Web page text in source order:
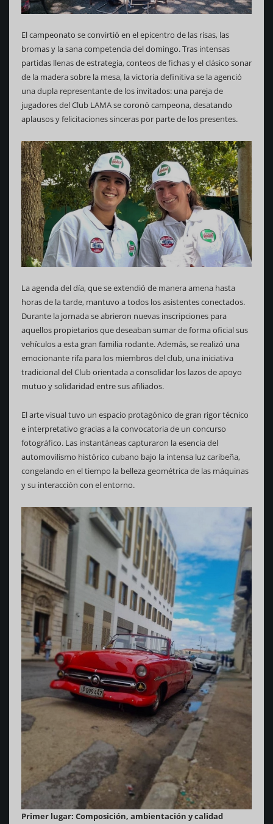
El campeonato se convirtió en el epicentro de las risas, las
bromas y la sana competencia del domingo. Tras intensas
partidas llenas de estrategia, conteos de fichas y el clásico sonar
de la madera sobre la mesa, la victoria definitiva se la agenció
una dupla representante de los invitados: una pareja de
jugadores del Club LAMA se coronó campeona, desatando
aplausos y felicitaciones sinceras por parte de los presentes.
La agenda del día, que se extendió de manera amena hasta
horas de la tarde, mantuvo a todos los asistentes conectados.
Durante la jornada se abrieron nuevas inscripciones para
aquellos propietarios que deseaban sumar de forma oficial sus
vehículos a esta gran familia rodante. Además, se realizó una
emocionante rifa para los miembros del club, una iniciativa
tradicional del Club orientada a consolidar los lazos de apoyo
mutuo y solidaridad entre sus afiliados.
El arte visual tuvo un espacio protagónico de gran rigor técnico
e interpretativo gracias a la convocatoria de un concurso
fotográfico. Las instantáneas capturaron la esencia del
automovilismo histórico cubano bajo la intensa luz caribeña,
congelando en el tiempo la belleza geométrica de las máquinas
y su interacción con el entorno.
Primer lugar: Composición, ambientación y calidad